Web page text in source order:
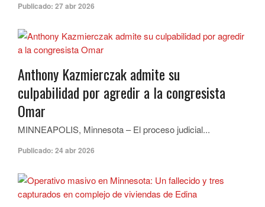
Publicado: 27 abr 2026
Anthony Kazmierczak admite su
culpabilidad por agredir a la congresista
Omar
MINNEAPOLIS, Minnesota – El proceso judicial...
Publicado: 24 abr 2026